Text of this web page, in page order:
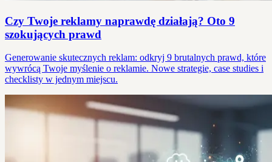
Czy Twoje reklamy naprawdę działają? Oto 9
szokujących prawd
Generowanie skutecznych reklam: odkryj 9 brutalnych prawd, które
wywrócą Twoje myślenie o reklamie. Nowe strategie, case studies i
checklisty w jednym miejscu.